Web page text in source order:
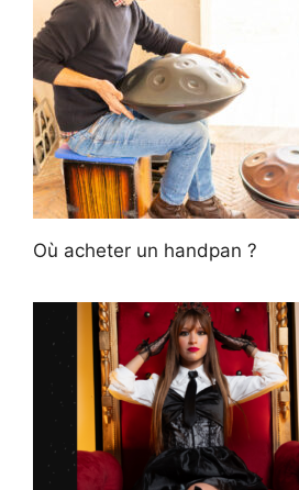
Où acheter un handpan ?